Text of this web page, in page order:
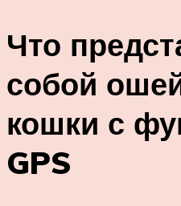
Что
собой
кошки с
GPS